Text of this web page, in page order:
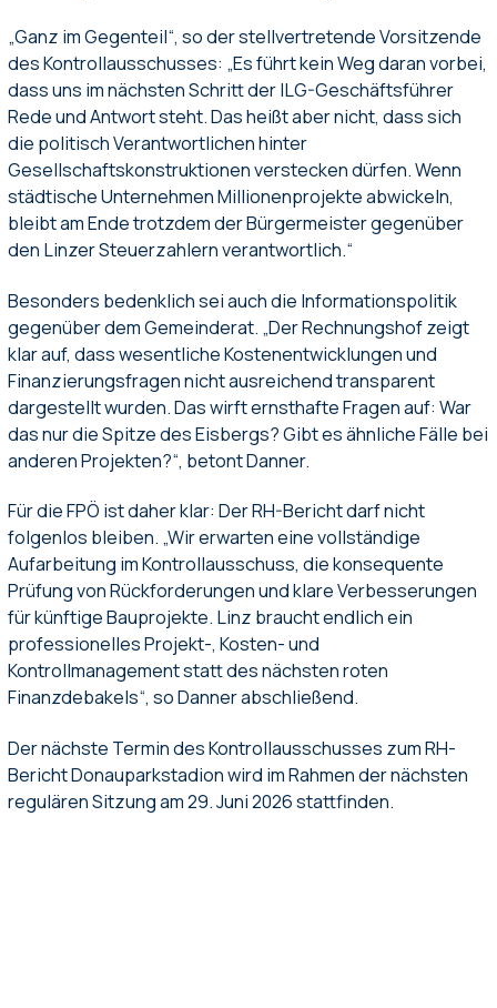
„Ganz im Gegenteil“, so der stellvertretende Vorsitzende
des Kontrollausschusses: „Es führt kein Weg daran vorbei,
dass uns im nächsten Schritt der ILG-Geschäftsführer
Rede und Antwort steht. Das heißt aber nicht, dass sich
die politisch Verantwortlichen hinter
Gesellschaftskonstruktionen verstecken dürfen. Wenn
städtische Unternehmen Millionenprojekte abwickeln,
bleibt am Ende trotzdem der Bürgermeister gegenüber
den Linzer Steuerzahlern verantwortlich.“
Besonders bedenklich sei auch die Informationspolitik
gegenüber dem Gemeinderat. „Der Rechnungshof zeigt
klar auf, dass wesentliche Kostenentwicklungen und
Finanzierungsfragen nicht ausreichend transparent
dargestellt wurden. Das wirft ernsthafte Fragen auf: War
das nur die Spitze des Eisbergs? Gibt es ähnliche Fälle bei
anderen Projekten?“, betont Danner.
Für die FPÖ ist daher klar: Der RH-Bericht darf nicht
folgenlos bleiben. „Wir erwarten eine vollständige
Aufarbeitung im Kontrollausschuss, die konsequente
Prüfung von Rückforderungen und klare Verbesserungen
für künftige Bauprojekte. Linz braucht endlich ein
professionelles Projekt-, Kosten- und
Kontrollmanagement statt des nächsten roten
Finanzdebakels“, so Danner abschließend.
Der nächste Termin des Kontrollausschusses zum RH-
Bericht Donauparkstadion wird im Rahmen der nächsten
regulären Sitzung am 29. Juni 2026 stattfinden.